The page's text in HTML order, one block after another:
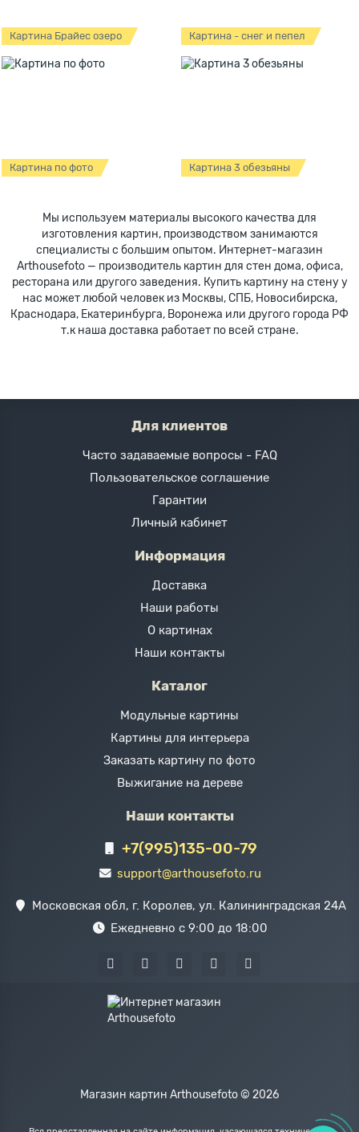
Картина Брайес озеро Картина - снег и пепел
Картина по фото Картина 3 обезьяны
Мы используем материалы высокого качества для
изготовления картин, производством занимаются
специалисты с большим опытом. Интернет-магазин
Arthousefoto — производитель картин для стен дома, офиса,
ресторана или другого заведения. Купить картину на стену у
нас может любой человек из Москвы, СПБ, Новосибирска,
Краснодара, Екатеринбурга, Воронежа или другого города РФ
т.к наша доставка работает по всей стране.
Для клиентов
Часто задаваемые вопросы - FAQ
Пользовательское соглашение
Гарантии
Личный кабинет
Информация
Доставка
Наши работы
О картинах
Наши контакты
Каталог
Модульные картины
Картины для интерьера
Заказать картину по фото
Выжигание на дереве
Наши контакты
+7(995)135-00-79
support@arthousefoto.ru
Московская обл, г. Королев, ул. Калининградская 24А
Ежедневно с 9:00 до 18:00
Магазин картин Arthousefoto © 2026